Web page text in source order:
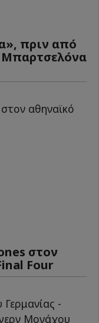
πριν από
Μπαρτσελόνα
στον
Four